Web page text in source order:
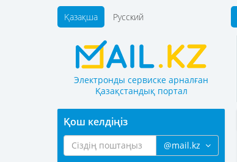
Қазақша Русский
Электронды сервиске арналған
Қазақстандық портал
Қош келдіңіз
@mail.kz